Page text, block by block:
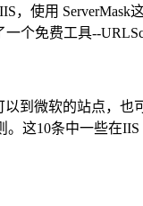
，使用
个免费工具--
微软的站点，也可
10条中一些在IIS